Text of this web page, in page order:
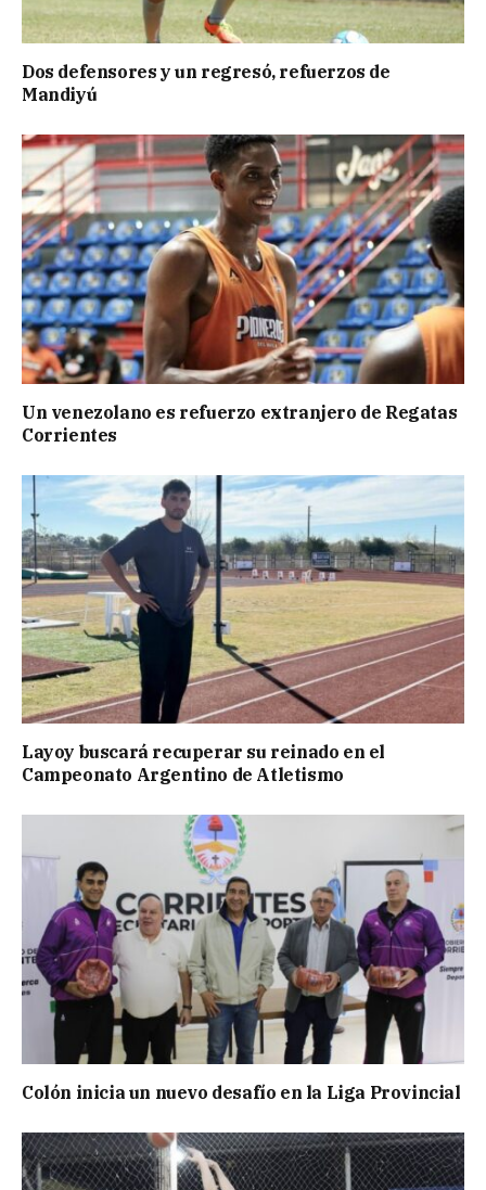
Dos defensores y un regresó, refuerzos de
Mandiyú
Un venezolano es refuerzo extranjero de Regatas
Corrientes
Layoy buscará recuperar su reinado en el
Campeonato Argentino de Atletismo
Colón inicia un nuevo desafío en la Liga Provincial